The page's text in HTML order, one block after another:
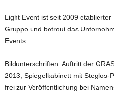
Light Event ist seit 2009 etablierter
Gruppe und betreut das
Events.
Bildunterschriften: Auftritt der
2013, Spiegelkabinett mit Steglos-
frei zur Veröffentlichung bei